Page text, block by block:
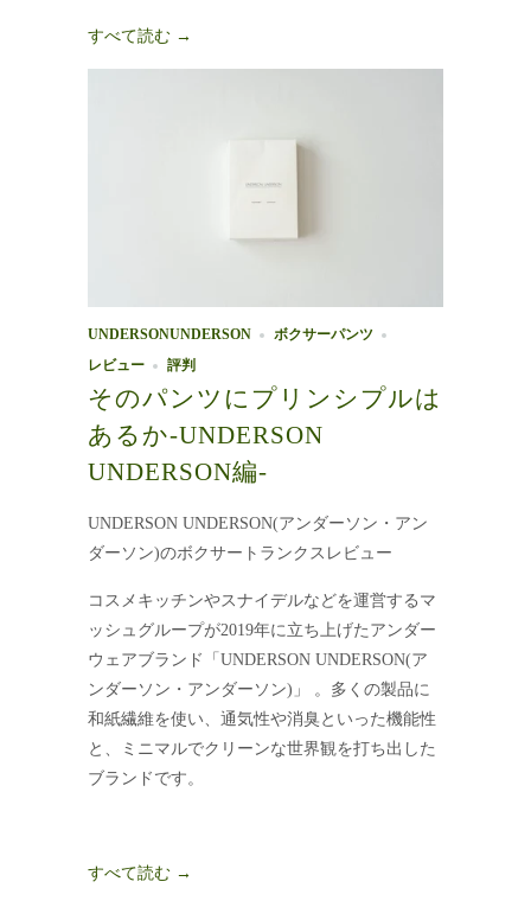
すべて読む →
UNDERSONUNDERSON
ボクサーパンツ
レビュー
評判
そのパンツにプリンシプルは
あるか-UNDERSON
UNDERSON編-
UNDERSON UNDERSON(アンダーソン・アン
ダーソン)のボクサートランクスレビュー
コスメキッチンやスナイデルなどを運営するマ
ッシュグループが2019年に立ち上げたアンダー
ウェアブランド「UNDERSON UNDERSON(ア
ンダーソン・アンダーソン)」 。多くの製品に
和紙繊維を使い、通気性や消臭といった機能性
と、ミニマルでクリーンな世界観を打ち出した
ブランドです。
すべて読む →